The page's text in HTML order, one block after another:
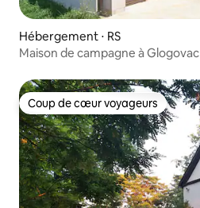
Hébergement ⋅ RS
Maison de campagne à Glogovac
Coup de cœur voyageurs
Coup de cœur voyageurs